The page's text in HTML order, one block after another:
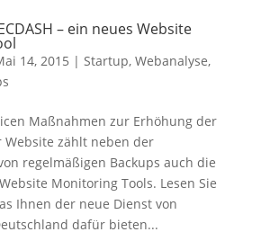
– ein neues Website
14, 2015 | Startup, Webanalyse,
Maßnahmen zur Erhöhung der
zählt neben der
regelmäßigen Backups auch die
Monitoring Tools. Lesen Sie
Ihnen der neue Dienst von
dafür bieten...